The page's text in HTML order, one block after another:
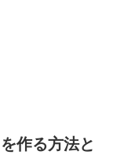
作る方法と